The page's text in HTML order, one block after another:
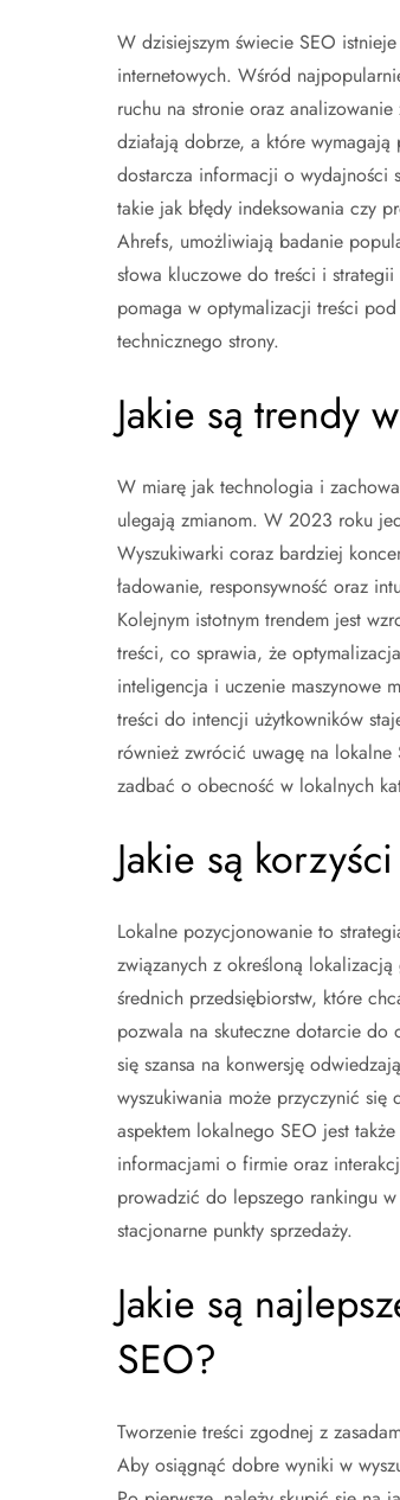
W dzisiejszym świecie SEO
internetowych. Wśród
ruchu na stronie oraz
działają dobrze, a które
dostarcza informacji o wydajności
takie jak błędy indeksowania czy
Ahrefs, umożliwiają badanie
słowa kluczowe do treści i
pomaga w optymalizacji treści
technicznego strony.
Jakie są trendy
W miarę jak technologia i
ulegają zmianom. W 2023 roku
Wyszukiwarki coraz bardziej
ładowanie, responsywność oraz
Kolejnym istotnym trendem jest
treści, co sprawia, że
inteligencja i uczenie maszynowe
treści do intencji użytkowników
również zwrócić uwagę na lokalne
zadbać o obecność w lokalnych
Jakie są
Lokalne pozycjonowanie to
związanych z określoną
średnich przedsiębiorstw, które
pozwala na skuteczne dotarcie do
się szansa na konwersję
wyszukiwania może przyczynić
aspektem lokalnego SEO jest
informacjami o firmie oraz
prowadzić do lepszego rankingu
stacjonarne punkty sprzedaży.
Jakie są
SEO?
Tworzenie treści zgodnej z
Aby osiągnąć dobre wyniki w